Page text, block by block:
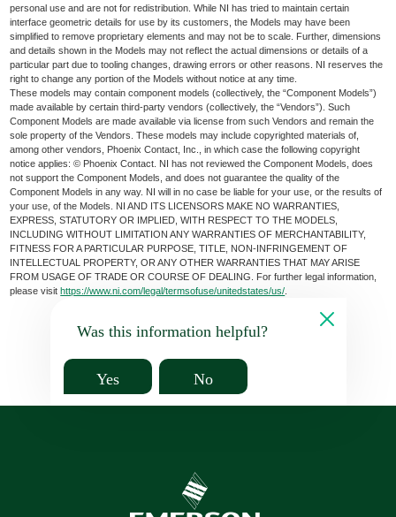
personal use and are not for redistribution. While NI has tried to maintain certain
interface geometric details for use by its customers, the Models may have been
simplified to remove proprietary elements and may not be to scale. Further, dimensions
and details shown in the Models may not reflect the actual dimensions or details of a
particular part due to tooling changes, drawing errors or other reasons. NI reserves the
right to change any portion of the Models without notice at any time.
These models may contain component models (collectively, the “Component Models”)
made available by certain third-party vendors (collectively, the “Vendors”). Such
Component Models are made available via license from such Vendors and remain the
sole property of the Vendors. These models may include copyrighted materials of,
among other vendors, Phoenix Contact, Inc., in which case the following copyright
notice applies: © Phoenix Contact. NI has not reviewed the Component Models, does
not support the Component Models, and does not guarantee the quality of the
Component Models in any way. NI will in no case be liable for your use, or the results of
your use, of the Models. NI AND ITS LICENSORS MAKE NO WARRANTIES,
EXPRESS, STATUTORY OR IMPLIED, WITH RESPECT TO THE MODELS,
INCLUDING WITHOUT LIMITATION ANY WARRANTIES OF MERCHANTABILITY,
FITNESS FOR A PARTICULAR PURPOSE, TITLE, NON-INFRINGEMENT OF
INTELLECTUAL PROPERTY, OR ANY OTHER WARRANTIES THAT MAY ARISE
FROM USAGE OF TRADE OR COURSE OF DEALING. For further legal information,
please visithttps://www.ni.com/legal/termsofuse/unitedstates/us/
Was this information helpful?
Yes No